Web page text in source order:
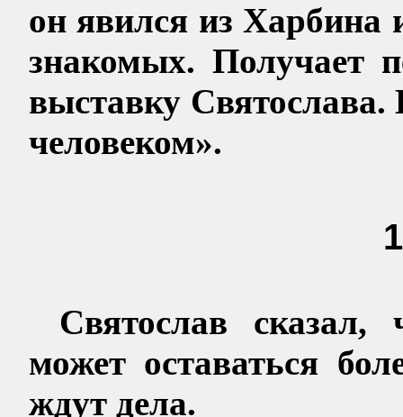
он явился из Харбина
знакомых. Получает
выставку
человеком».
Святослав
может оставаться
ждут дела.